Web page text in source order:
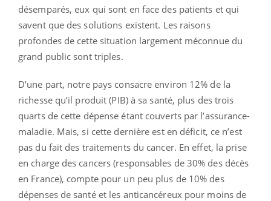
désemparés, eux qui sont en face des patients et qui
savent que des solutions existent. Les raisons
profondes de cette situation largement méconnue du
grand public sont triples.
D’une part, notre pays consacre environ 12% de la
richesse qu’il produit (PIB) à sa santé, plus des trois
quarts de cette dépense étant couverts par l’assurance-
maladie. Mais, si cette dernière est en déficit, ce n’est
pas du fait des traitements du cancer. En effet, la prise
en charge des cancers (responsables de 30% des décès
en France), compte pour un peu plus de 10% des
dépenses de santé et les anticancéreux pour moins de